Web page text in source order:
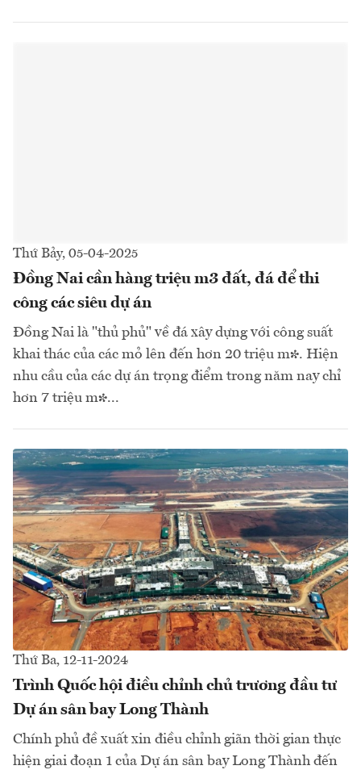
Thứ Bảy, 05-04-2025
Đồng Nai cần hàng triệu m3 đất, đá để thi
công các siêu dự án
Đồng Nai là "thủ phủ" về đá xây dựng với công suất
khai thác của các mỏ lên đến hơn 20 triệu m³. Hiện
nhu cầu của các dự án trọng điểm trong năm nay chỉ
hơn 7 triệu m³...
Thứ Ba, 12-11-2024
Trình Quốc hội điều chỉnh chủ trương đầu tư
Dự án sân bay Long Thành
Chính phủ đề xuất xin điều chỉnh giãn thời gian thực
hiện giai đoạn 1 của Dự án sân bay Long Thành đến